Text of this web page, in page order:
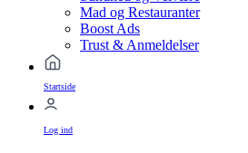
Mad og Restauranter
Boost Ads
Trust & Anmeldelser
Startside
Log ind